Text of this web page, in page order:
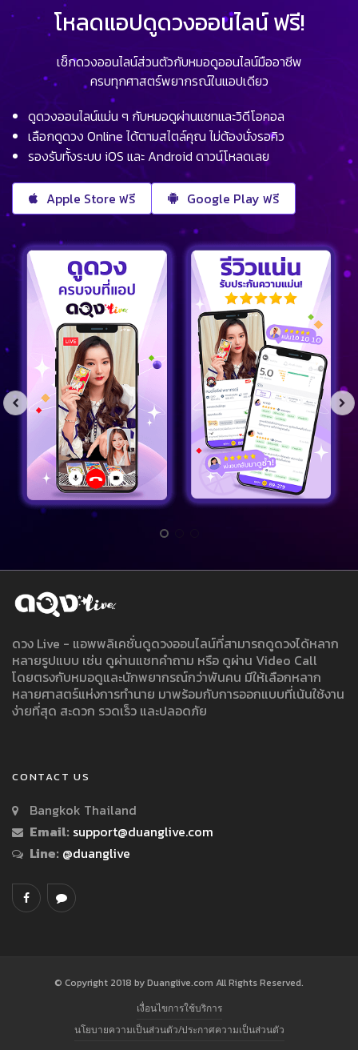
โหลดแอปดูดวงออนไลน์ ฟรี!
เช็กดวงออนไลน์ส่วนตัวกับหมอดูออนไลน์มืออาชีพ
ครบทุกศาสตร์พยากรณ์ในแอปเดียว
ดูดวงออนไลน์แม่น ๆ กับหมอดูผ่านแชทและวิดีโอคอล
เลือกดูดวง Online ได้ตามสไตล์คุณ ไม่ต้องนั่งรอคิว
รองรับทั้งระบบ iOS และ Android ดาวน์โหลดเลย
Apple Store ฟรี Google Play ฟรี
ดวง Live - แอพพลิเคชั่นดูดวงออนไลน์ที่สามารถดูดวงได้หลาก
หลายรูปแบบ เช่น ดูผ่านแชทคำถาม หรือ ดูผ่าน Video Call
โดยตรงกับหมอดูและนักพยากรณ์กว่าพันคน มีให้เลือกหลาก
หลายศาสตร์แห่งการทำนาย มาพร้อมกับการออกแบบที่เน้นใช้งาน
ง่ายที่สุด สะดวก รวดเร็ว และปลอดภัย
CONTACT US
Bangkok Thailand
Email: support@duanglive.com
Line: @duanglive
© Copyright 2018 by Duanglive.com All Rights Reserved.
เงื่อนไขการใช้บริการ
นโยบายความเป็นส่วนตัว/ประกาศความเป็นส่วนตัว